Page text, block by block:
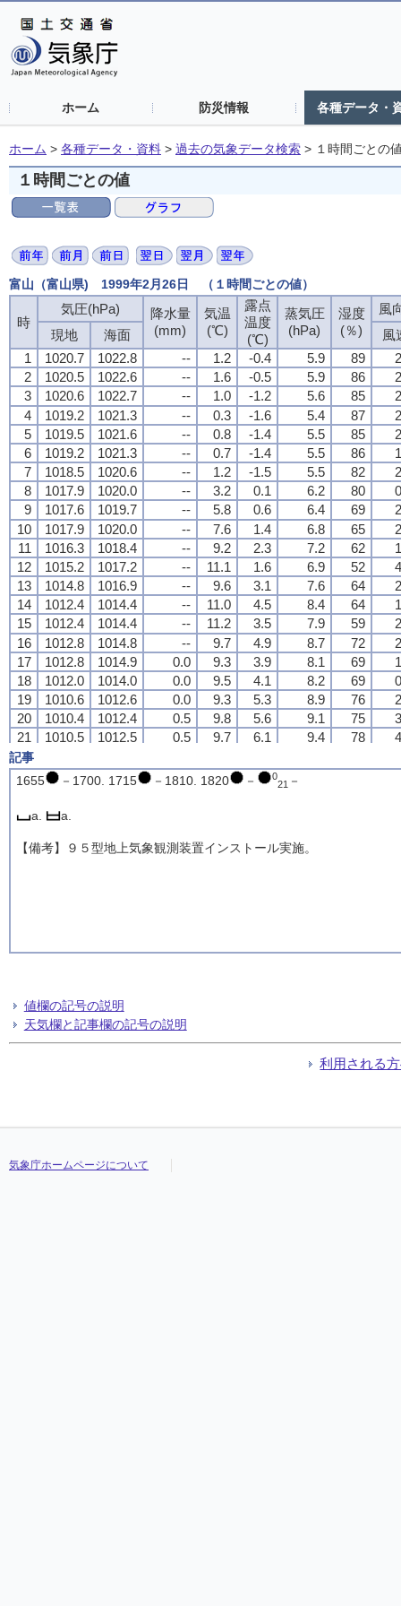
ホーム 防災情報 各種データ・
ホーム > 各種データ・資料 > 過去の気象データ検索 > １時間ごとの
１時間ごとの値
富山（富山県) 1999年2月26日 （１時間ごとの値）
時
気圧(hPa)
降水量
(mm)
気温
(℃)
露点
温度
(℃)
蒸気圧
(hPa)
湿度
(％)
風
現地
海面
風
1
1020.7 1022.8 -- 1.2 -0.4 5.9 89
2
1020.5 1022.6 -- 1.6 -0.5 5.9 86
3
1020.6 1022.7 -- 1.0 -1.2 5.6 85
4
1019.2 1021.3 -- 0.3 -1.6 5.4 87
5
1019.5 1021.6 -- 0.8 -1.4 5.5 85
6
1019.2 1021.3 -- 0.7 -1.4 5.5 86
7
1018.5 1020.6 -- 1.2 -1.5 5.5 82
8
1017.9 1020.0 -- 3.2 0.1 6.2 80
9
1017.6 1019.7 -- 5.8 0.6 6.4 69
10
1017.9 1020.0 -- 7.6 1.4 6.8 65
11
1016.3 1018.4 -- 9.2 2.3 7.2 62
12
1015.2 1017.2 -- 11.1 1.6 6.9 52
13
1014.8 1016.9 -- 9.6 3.1 7.6 64
14
1012.4 1014.4 -- 11.0 4.5 8.4 64
15
1012.4 1014.4 -- 11.2 3.5 7.9 59
16
1012.8 1014.8 -- 9.7 4.9 8.7 72
17
1012.8 1014.9 0.0 9.3 3.9 8.1 69
18
1012.0 1014.0 0.0 9.5 4.1 8.2 69
19
1010.6 1012.6 0.0 9.3 5.3 8.9 76
20
1010.4 1012.4 0.5 9.8 5.6 9.1 75
21
1010.5 1012.5 0.5 9.7 6.1 9.4 78
22
23
1008.6 1010.7 3.0 8.1 6.7
時
気圧(hPa)
降水量
(mm)
気温
(℃)
露点
温度
(℃)
蒸気圧
(hPa)
湿度
(％)
風
現地
海面
風
1
1020.7 1022.8 -- 1.2 -0.4 5.9 89
2
1020.5 1022.6 -- 1.6 -0.5 5.9 86
3
1020.6 1022.7 -- 1.0 -1.2 5.6 85
4
1019.2 1021.3 -- 0.3 -1.6 5.4 87
5
1019.5 1021.6 -- 0.8 -1.4 5.5 85
6
1019.2 1021.3 -- 0.7 -1.4 5.5 86
7
1018.5 1020.6 -- 1.2 -1.5 5.5 82
8
1017.9 1020.0 -- 3.2 0.1 6.2 80
9
1017.6 1019.7 -- 5.8 0.6 6.4 69
10
1017.9 1020.0 -- 7.6 1.4 6.8 65
11
1016.3 1018.4 -- 9.2 2.3 7.2 62
12
1015.2 1017.2 -- 11.1 1.6 6.9 52
13
1014.8 1016.9 -- 9.6 3.1 7.6 64
14
1012.4 1014.4 -- 11.0 4.5 8.4 64
15
1012.4 1014.4 -- 11.2 3.5 7.9 59
16
1012.8 1014.8 -- 9.7 4.9 8.7 72
17
1012.8 1014.9 0.0 9.3 3.9 8.1 69
18
1012.0 1014.0 0.0 9.5 4.1 8.2 69
19
1010.6 1012.6 0.0 9.3 5.3 8.9 76
20
1010.4 1012.4 0.5 9.8 5.6 9.1 75
21
1010.5 1012.5 0.5 9.7 6.1 9.4 78
22
23
1008.6 1010.7 3.0 8.1 6.7
時
気圧(hPa)
降水量
(mm)
気温
(℃)
露点
温度
(℃)
蒸気圧
(hPa)
湿度
(％)
風
現地
海面
風
1
1020.7 1022.8 -- 1.2 -0.4 5.9 89
2
1020.5 1022.6 -- 1.6 -0.5 5.9 86
3
1020.6 1022.7 -- 1.0 -1.2 5.6 85
4
1019.2 1021.3 -- 0.3 -1.6 5.4 87
5
1019.5 1021.6 -- 0.8 -1.4 5.5 85
6
1019.2 1021.3 -- 0.7 -1.4 5.5 86
7
1018.5 1020.6 -- 1.2 -1.5 5.5 82
8
1017.9 1020.0 -- 3.2 0.1 6.2 80
9
1017.6 1019.7 -- 5.8 0.6 6.4 69
10
1017.9 1020.0 -- 7.6 1.4 6.8 65
11
1016.3 1018.4 -- 9.2 2.3 7.2 62
12
1015.2 1017.2 -- 11.1 1.6 6.9 52
13
1014.8 1016.9 -- 9.6 3.1 7.6 64
14
1012.4 1014.4 -- 11.0 4.5 8.4 64
15
1012.4 1014.4 -- 11.2 3.5 7.9 59
16
1012.8 1014.8 -- 9.7 4.9 8.7 72
17
1012.8 1014.9 0.0 9.3 3.9 8.1 69
18
1012.0 1014.0 0.0 9.5 4.1 8.2 69
19
1010.6 1012.6 0.0 9.3 5.3 8.9 76
20
1010.4 1012.4 0.5 9.8 5.6 9.1 75
21
1010.5 1012.5 0.5 9.7 6.1 9.4 78
22
23
1008.6 1010.7 3.0 8.1 6.7
時
気圧(hPa)
降水量
(mm)
気温
(℃)
露点
温度
(℃)
蒸気圧
(hPa)
湿度
(％)
風
現地
海面
風
1
1020.7 1022.8 -- 1.2 -0.4 5.9 89
2
1020.5 1022.6 -- 1.6 -0.5 5.9 86
3
1020.6 1022.7 -- 1.0 -1.2 5.6 85
4
1019.2 1021.3 -- 0.3 -1.6 5.4 87
5
1019.5 1021.6 -- 0.8 -1.4 5.5 85
6
1019.2 1021.3 -- 0.7 -1.4 5.5 86
7
1018.5 1020.6 -- 1.2 -1.5 5.5 82
8
1017.9 1020.0 -- 3.2 0.1 6.2 80
9
1017.6 1019.7 -- 5.8 0.6 6.4 69
10
1017.9 1020.0 -- 7.6 1.4 6.8 65
11
1016.3 1018.4 -- 9.2 2.3 7.2 62
12
1015.2 1017.2 -- 11.1 1.6 6.9 52
13
1014.8 1016.9 -- 9.6 3.1 7.6 64
14
1012.4 1014.4 -- 11.0 4.5 8.4 64
15
1012.4 1014.4 -- 11.2 3.5 7.9 59
16
1012.8 1014.8 -- 9.7 4.9 8.7 72
17
1012.8 1014.9 0.0 9.3 3.9 8.1 69
18
1012.0 1014.0 0.0 9.5 4.1 8.2 69
19
1010.6 1012.6 0.0 9.3 5.3 8.9 76
20
1010.4 1012.4 0.5 9.8 5.6 9.1 75
21
1010.5 1012.5 0.5 9.7 6.1 9.4 78
22
23
1008.6 1010.7 3.0 8.1 6.7
記事
1655
－1700. 1715 －1810. 1820 － 0
21 －
a. a.
【備考】９５型地上気象観測装置インストール実施。
値欄の記号の説明
天気欄と記事欄の記号の説明
利用される
気象庁ホームページについて